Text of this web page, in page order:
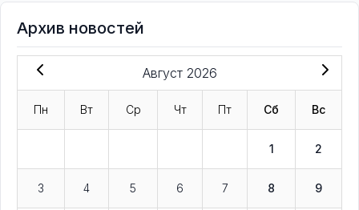
Архив новостей
Август 2026
Пн Вт Ср Чт Пт Сб Вс
1 2
3 4 5 6 7 8 9